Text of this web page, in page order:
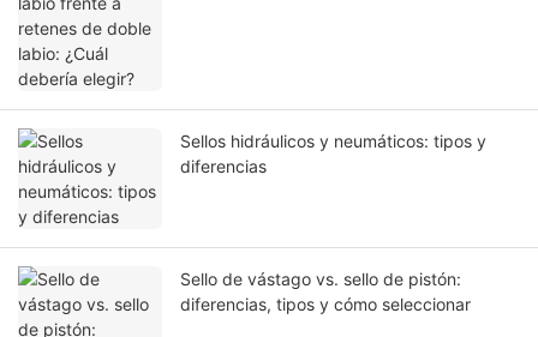
Sellos hidráulicos y neumáticos: tipos y
diferencias
Sello de vástago vs. sello de pistón:
diferencias, tipos y cómo seleccionar